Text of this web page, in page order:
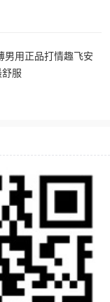
用正品打情趣飞安
服